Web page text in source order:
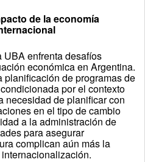
de la economía
enfrenta desafíos
económica en Argentina.
de programas de
por el contexto
necesidad de planificar con
en el tipo de cambio
a la administración de
para asegurar
complican aún más la